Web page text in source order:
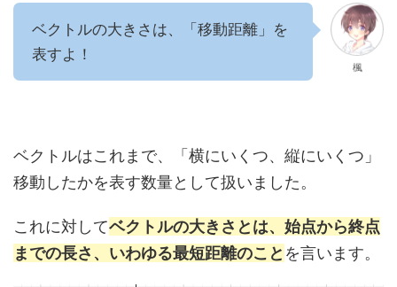
ベクトルの大きさは、「移動距離」を
表すよ！
楓
ベクトルはこれまで、「横にいくつ、縦にいくつ」
移動したかを表す数量として扱いました。
これに対してベクトルの大きさとは、始点から終点
までの長さ、いわゆる最短距離のこと を言います。